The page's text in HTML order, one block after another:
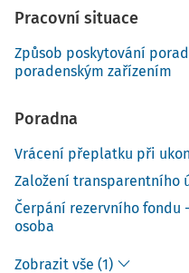
Pracovní situace
Způsob poskytování
poradenským zařízením
Poradna
Vrácení přeplatku při
Založení transparentního
Čerpání rezervního fondu
osoba
Zobrazit vše (1)